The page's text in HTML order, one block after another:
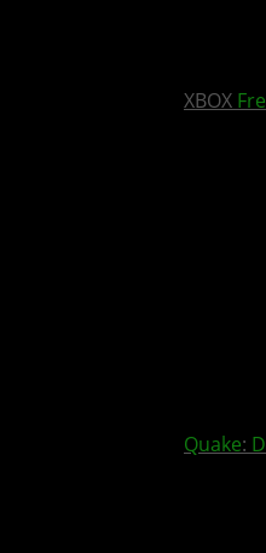
XBOX
Quake: